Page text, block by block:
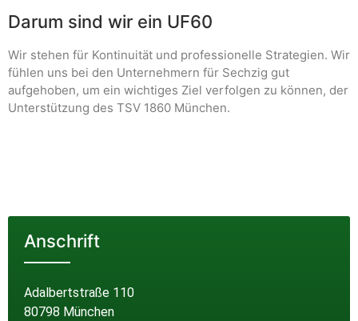
Darum sind wir ein UF60
Wir stehen für Kontinuität und professionelle Strategien. Wir
fühlen uns bei den Unternehmern für Sechzig gut
aufgehoben, um ein wichtiges Ziel verfolgen zu können, der
Unterstützung des TSV 1860 München.
Anschrift
Adalbertstraße 110
80798 München